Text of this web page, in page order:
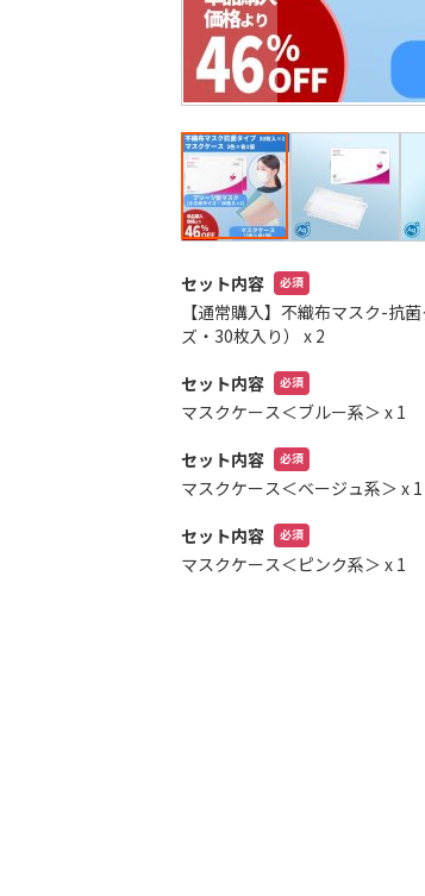
メ
ー
ジ
ギ
ャ
ラ
リ
の
最
に
移
セット内容
【通常購入】不織布マスク-抗
ズ・30枚入り）
x 2
セット内容
マスクケース＜ブルー系＞ x 1
セット内容
マスクケース＜ベージュ系＞ x 1
セット内容
マスクケース＜ピンク系＞ x 1